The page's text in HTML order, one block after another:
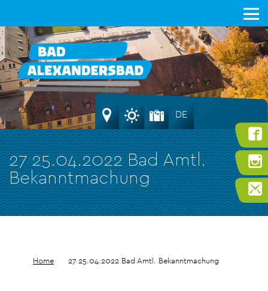
27 25.04.2022 Bad Amtl.
Bekanntmachung
DE
Home 27 25.04.2022 Bad Amtl. Bekanntmachung